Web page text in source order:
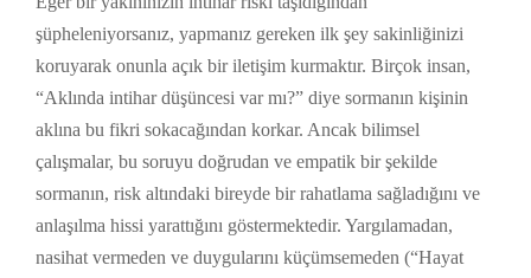
şüpheleniyorsanız, yapmanız gereken ilk şey sakinliğinizi
koruyarak onunla açık bir iletişim kurmaktır. Birçok insan,
“Aklında intihar düşüncesi var mı?” diye sormanın kişinin
aklına bu fikri sokacağından korkar. Ancak bilimsel
çalışmalar, bu soruyu doğrudan ve empatik bir şekilde
sormanın, risk altındaki bireyde bir rahatlama sağladığını ve
anlaşılma hissi yarattığını göstermektedir. Yargılamadan,
nasihat vermeden ve duygularını küçümsemeden (“Hayat